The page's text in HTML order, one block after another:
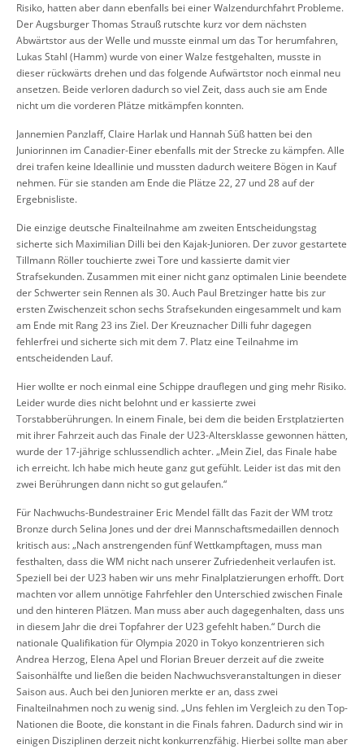
Risiko, hatten aber dann ebenfalls bei einer Walzendurchfahrt Probleme.
Der Augsburger Thomas Strauß rutschte kurz vor dem nächsten
Abwärtstor aus der Welle und musste einmal um das Tor herumfahren,
Lukas Stahl (Hamm) wurde von einer Walze festgehalten, musste in
dieser rückwärts drehen und das folgende Aufwärtstor noch einmal neu
ansetzen. Beide verloren dadurch so viel Zeit, dass auch sie am Ende
nicht um die vorderen Plätze mitkämpfen konnten.
Jannemien Panzlaff, Claire Harlak und Hannah Süß hatten bei den
Juniorinnen im Canadier-Einer ebenfalls mit der Strecke zu kämpfen. Alle
drei trafen keine Ideallinie und mussten dadurch weitere Bögen in Kauf
nehmen. Für sie standen am Ende die Plätze 22, 27 und 28 auf der
Ergebnisliste.
Die einzige deutsche Finalteilnahme am zweiten Entscheidungstag
sicherte sich Maximilian Dilli bei den Kajak-Junioren. Der zuvor gestartete
Tillmann Röller touchierte zwei Tore und kassierte damit vier
Strafsekunden. Zusammen mit einer nicht ganz optimalen Linie beendete
der Schwerter sein Rennen als 30. Auch Paul Bretzinger hatte bis zur
ersten Zwischenzeit schon sechs Strafsekunden eingesammelt und kam
am Ende mit Rang 23 ins Ziel. Der Kreuznacher Dilli fuhr dagegen
fehlerfrei und sicherte sich mit dem 7. Platz eine Teilnahme im
entscheidenden Lauf.
Hier wollte er noch einmal eine Schippe drauflegen und ging mehr Risiko.
Leider wurde dies nicht belohnt und er kassierte zwei
Torstabberührungen. In einem Finale, bei dem die beiden Erstplatzierten
mit ihrer Fahrzeit auch das Finale der U23-Altersklasse gewonnen hätten,
wurde der 17-jährige schlussendlich achter. „Mein Ziel, das Finale habe
ich erreicht. Ich habe mich heute ganz gut gefühlt. Leider ist das mit den
zwei Berührungen dann nicht so gut gelaufen.“
Für Nachwuchs-Bundestrainer Eric Mendel fällt das Fazit der WM trotz
Bronze durch Selina Jones und der drei Mannschaftsmedaillen dennoch
kritisch aus: „Nach anstrengenden fünf Wettkampftagen, muss man
festhalten, dass die WM nicht nach unserer Zufriedenheit verlaufen ist.
Speziell bei der U23 haben wir uns mehr Finalplatzierungen erhofft. Dort
machten vor allem unnötige Fahrfehler den Unterschied zwischen Finale
und den hinteren Plätzen. Man muss aber auch dagegenhalten, dass uns
in diesem Jahr die drei Topfahrer der U23 gefehlt haben.“ Durch die
nationale Qualifikation für Olympia 2020 in Tokyo konzentrieren sich
Andrea Herzog, Elena Apel und Florian Breuer derzeit auf die zweite
Saisonhälfte und ließen die beiden Nachwuchsveranstaltungen in dieser
Saison aus. Auch bei den Junioren merkte er an, dass zwei
Finalteilnahmen noch zu wenig sind. „Uns fehlen im Vergleich zu den Top-
Nationen die Boote, die konstant in die Finals fahren. Dadurch sind wir in
einigen Disziplinen derzeit nicht konkurrenzfähig. Hierbei sollte man aber